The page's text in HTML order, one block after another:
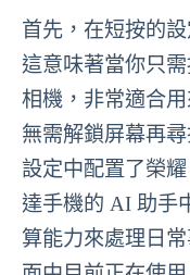
首先，在短按的
這意味著當你只
相機，非常適合
無需解鎖屏幕再
設定中配置了榮
達手機的 AI 助手
算能力來處理日